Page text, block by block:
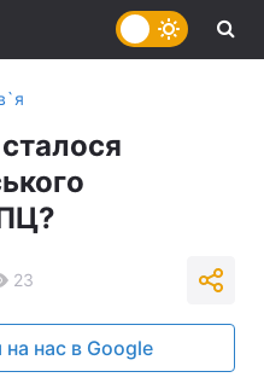
23
на нас в Google